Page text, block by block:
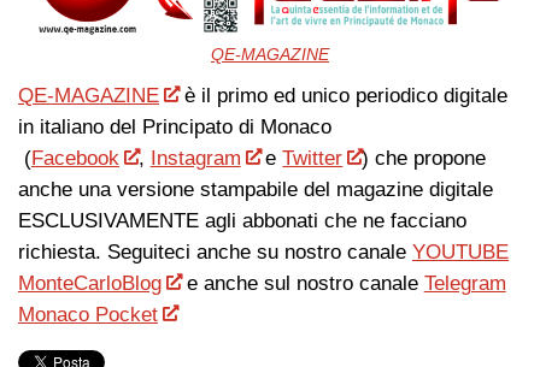
QE-MAGAZINE
QE-MAGAZINE
è il primo ed unico periodico digitale
in italiano del Principato di Monaco
(Facebook , Instagram eTwitter
) che propone
anche una versione stampabile del magazine digitale
ESCLUSIVAMENTE agli abbonati che ne facciano
richiesta. Seguiteci anche su nostro canale YOUTUBE
MonteCarloBlog
e anche sul nostro canale Telegram
Monaco Pocket